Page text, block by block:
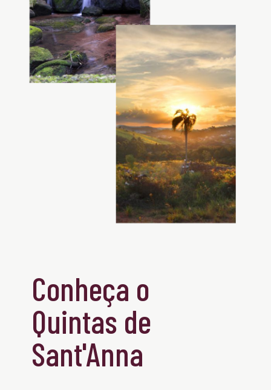
Conheça o
Quintas de
Sant'Anna